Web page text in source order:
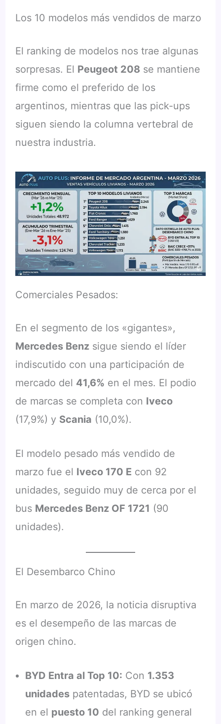
Los 10 modelos más vendidos de marzo
El ranking de modelos nos trae algunas
sorpresas. El Peugeot 208 se mantiene
firme como el preferido de los
argentinos, mientras que las pick-ups
siguen siendo la columna vertebral de
nuestra industria.
Comerciales Pesados:
En el segmento de los «gigantes»,
Mercedes Benzsigue siendo el líder
indiscutido con una participación de
mercado del 41,6% en el mes. El podio
de marcas se completa con Iveco
(17,9%) y Scania (10,0%).
El modelo pesado más vendido de
marzo fue el Iveco 170 E con 92
unidades, seguido muy de cerca por el
bus Mercedes Benz OF 1721 (90
unidades).
El Desembarco Chino
En marzo de 2026, la noticia disruptiva
es el desempeño de las marcas de
origen chino.
BYD Entra al Top 10: Con 1.353
unidadespatentadas, BYD se ubicó
en el puesto 10 del ranking general